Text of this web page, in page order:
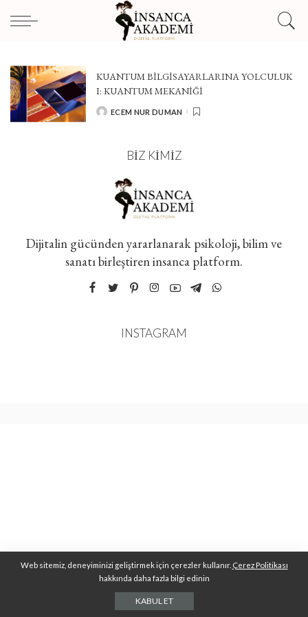
KUANTUM BILGISAYARLARINA YOLCULUK
I: KUANTUM MEKANIĞI
POSTED
ECEM NUR DUMAN
BIZ KIMIZ
Dijitalin gücünden yararlanarak psikoloji, bilim ve
sanatı birleştiren insanca platform.
INSTAGRAM
Web sitemiz, deneyiminizi geliştirmek için çerezler kullanır. Çerez Politikası
hakkında daha fazla bilgi edinin
KABUL ET